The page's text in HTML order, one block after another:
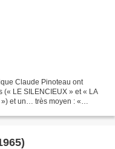
Claude Pinoteau ont
(« LE SILENCIEUX » et « LA
») et un… très moyen : «